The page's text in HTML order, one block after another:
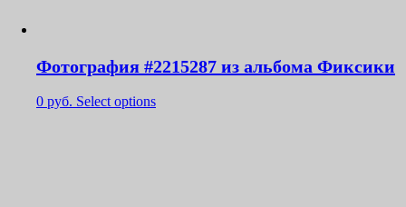
Фотография #2215287 из альбома Фиксики
0 руб. Select options